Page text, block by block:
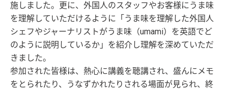
施しました。更に、外国人のスタッフやお客様にうま味
を理解していただけるように「うま味を理解した外国人
シェフやジャーナリストがうま味（umami）を英語でど
のように説明しているか」を紹介し理解を深めていただ
きました。
参加された皆様は、熱心に講義を聴講され、盛んにメモ
をとられたり、うなずかれたりされる場面が見られ、終